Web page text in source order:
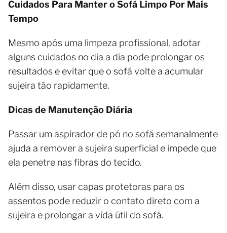
Cuidados Para Manter o Sofá Limpo Por Mais
Tempo
Mesmo após uma limpeza profissional, adotar
alguns cuidados no dia a dia pode prolongar os
resultados e evitar que o sofá volte a acumular
sujeira tão rapidamente.
Dicas de Manutenção Diária
Passar um aspirador de pó no sofá semanalmente
ajuda a remover a sujeira superficial e impede que
ela penetre nas fibras do tecido.
Além disso, usar capas protetoras para os
assentos pode reduzir o contato direto com a
sujeira e prolongar a vida útil do sofá.